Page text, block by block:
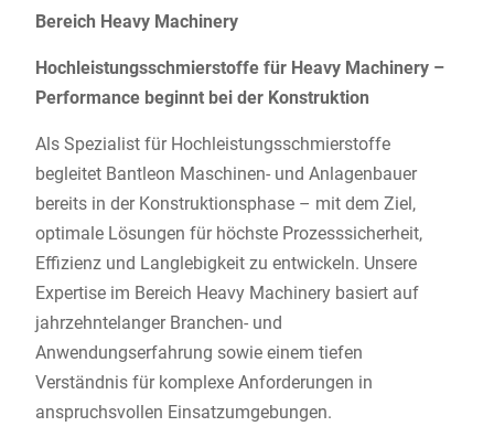
Bereich Heavy Machinery
Hochleistungsschmierstoffe für Heavy Machinery –
Performance beginnt bei der Konstruktion
Als Spezialist für Hochleistungsschmierstoffe
begleitet Bantleon Maschinen- und Anlagenbauer
bereits in der Konstruktionsphase – mit dem Ziel,
optimale Lösungen für höchste Prozesssicherheit,
Effizienz und Langlebigkeit zu entwickeln. Unsere
Expertise im Bereich Heavy Machinery basiert auf
jahrzehntelanger Branchen- und
Anwendungserfahrung sowie einem tiefen
Verständnis für komplexe Anforderungen in
anspruchsvollen Einsatzumgebungen.